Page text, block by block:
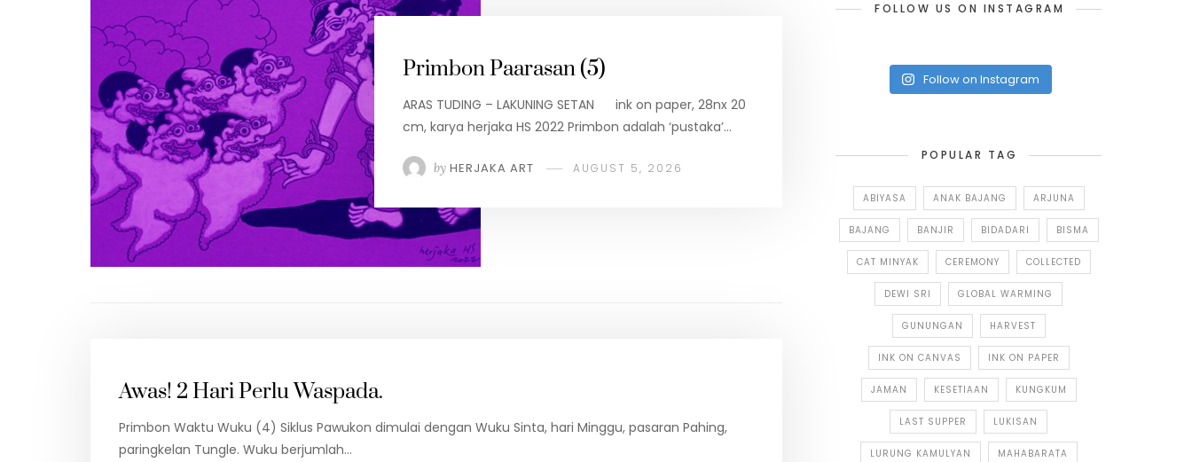
Primbon Paarasan (5)
ARAS TUDING – LAKUNING SETAN ink on paper, 28nx 20
cm, karya herjaka HS 2022 Primbon adalah ‘pustaka’…
by HERJAKA ART AUGUST 5, 2026
Awas! 2 Hari Perlu Waspada.
Primbon Waktu Wuku (4) Siklus Pawukon dimulai dengan Wuku Sinta, hari Minggu, pasaran Pahing,
paringkelan Tungle. Wuku berjumlah…
FOLLOW US ON INSTAGRAM
Follow on Instagram
POPULAR TAG
ABIYASA ANAK BAJANG ARJUNA
BAJANG BANJIR BIDADARI BISMA
CAT MINYAK CEREMONY COLLECTED
DEWI SRI GLOBAL WARMING
GUNUNGAN HARVEST
INK ON CANVAS INK ON PAPER
JAMAN KESETIAAN KUNGKUM
LAST SUPPER LUKISAN
LURUNG KAMULYAN MAHABARATA